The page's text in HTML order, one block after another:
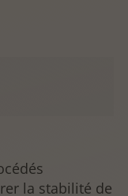
la stabilité de